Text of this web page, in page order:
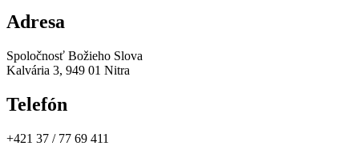
Adresa
Spoločnosť Božieho Slova
Kalvária 3, 949 01 Nitra
Telefón
+421 37 / 77 69 411